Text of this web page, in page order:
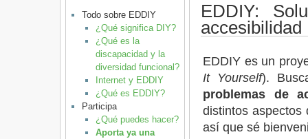
Todo sobre EDDIY
¿Qué significa DIY?
¿Qué es la
discapacidad y la
diversidad funcional?
Internet y EDDIY
¿Qué es EDDIY?
Participa
¿Qué puedes hacer?
Aporta ya una
EDDIY:
accesibilidad
EDDIY es un
It Yourself).
problemas de
distintos aspectos
así que sé